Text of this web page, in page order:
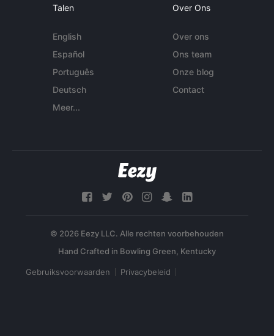
Talen
English
Español
Português
Deutsch
Meer...
Over Ons
Over ons
Ons team
Onze blog
Contact
© 2026 Eezy LLC. Alle rechten voorbehouden
Gebruiksvoorwaarden Privacybeleid